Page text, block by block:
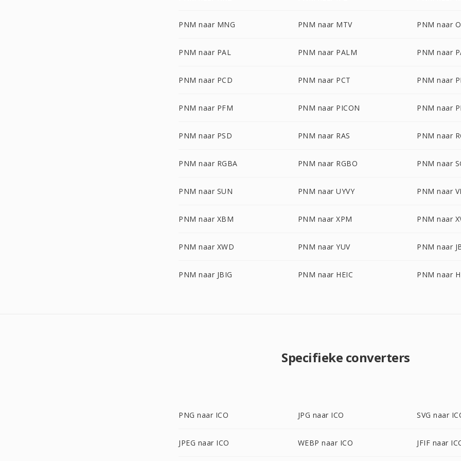
PNM naar MNG PNM naar MTV PNM naar
PNM naar PAL PNM naar PALM PNM naar
PNM naar PCD PNM naar PCT PNM naar
PNM naar PFM PNM naar PICON PNM naar
PNM naar PSD PNM naar RAS PNM naar
PNM naar RGBA PNM naar RGBO PNM naar
PNM naar SUN PNM naar UYVY PNM naar
PNM naar XBM PNM naar XPM PNM naar
PNM naar XWD PNM naar YUV PNM naar
PNM naar JBIG PNM naar HEIC PNM naar
Specifieke converters
PNG naar ICO JPG naar ICO SVG naar
JPEG naar ICO WEBP naar ICO JFIF naar